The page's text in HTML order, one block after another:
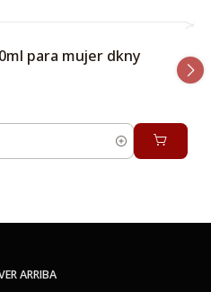
para mujer dkny
ARRIBA